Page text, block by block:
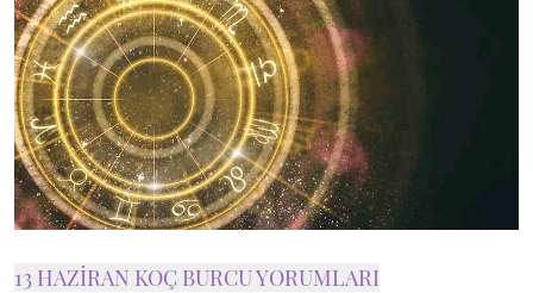
13 HAZİRAN KOÇ BURCU YORUMLARI